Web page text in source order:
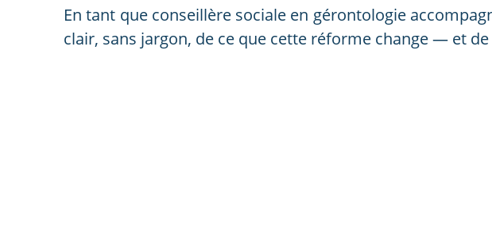
En tant que conseillère sociale en gérontologie
clair, sans jargon, de ce que cette réforme change — et